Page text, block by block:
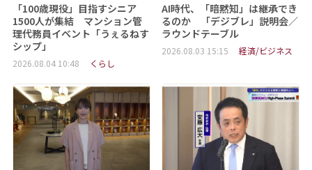
「100歳現役」目指すシニア
1500人が集結 マンション管
理代務員イベント「うぇるねす
シップ」
2026.08.04 10:48 くらし
AI時代、「暗黙知」は継承でき
るのか 「デジブレ」説明会／
ラウンドテーブル
2026.08.03 15:15 経済/ビジネス